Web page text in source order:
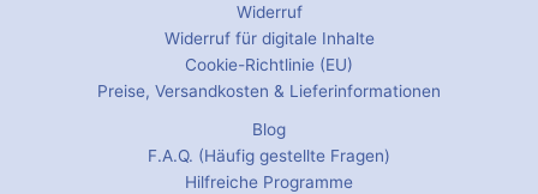
Widerruf
Widerruf für digitale Inhalte
Cookie-Richtlinie (EU)
Preise, Versandkosten & Lieferinformationen
Blog
F.A.Q. (Häufig gestellte Fragen)
Hilfreiche Programme